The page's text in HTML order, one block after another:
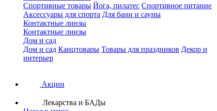
Спортивные товары Йога, пилатес Спортивное питание
Аксессуары для спорта Для бани и сауны
Контактные линзы
Контактные линзы
Дом и сад
Дом и сад Канцтовары Товары для праздников Декор и
интерьер
Акции
Лекарства и БАДы